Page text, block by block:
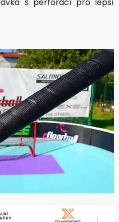
s perforací pro lepší